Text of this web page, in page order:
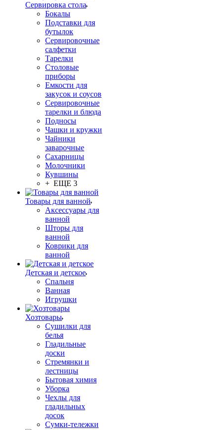
Сервировка стола
Бокалы
Подставки для
бутылок
Сервировочные
салфетки
Тарелки
Столовые
приборы
Емкости для
закусок и соусов
Сервировочные
тарелки и блюда
Подносы
Чашки и кружки
Чайники
заварочные
Сахарницы
Молочники
Кувшины
+ ЕЩЕ 3
Товары для ванной
Аксессуары для
ванной
Шторы для
ванной
Коврики для
ванной
Детская и детское
Спальня
Ванная
Игрушки
Хозтовары
Сушилки для
белья
Гладильные
доски
Стремянки и
лестницы
Бытовая химия
Уборка
Чехлы для
гладильных
досок
Сумки-тележки